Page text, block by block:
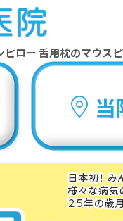
ロー 舌用枕のマウス